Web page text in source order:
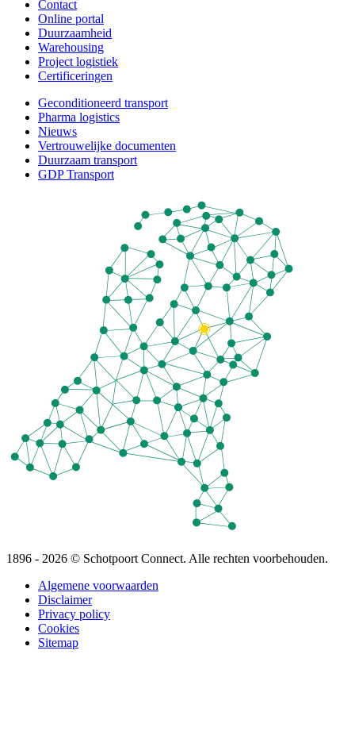
Contact
Online portal
Duurzaamheid
Warehousing
Project logistiek
Certificeringen
Geconditioneerd transport
Pharma logistics
Nieuws
Vertrouwelijke documenten
Duurzaam transport
GDP Transport
1896 - 2026 © Schotpoort Connect. Alle rechten voorbehouden.
Algemene voorwaarden
Disclaimer
Privacy policy
Cookies
Sitemap